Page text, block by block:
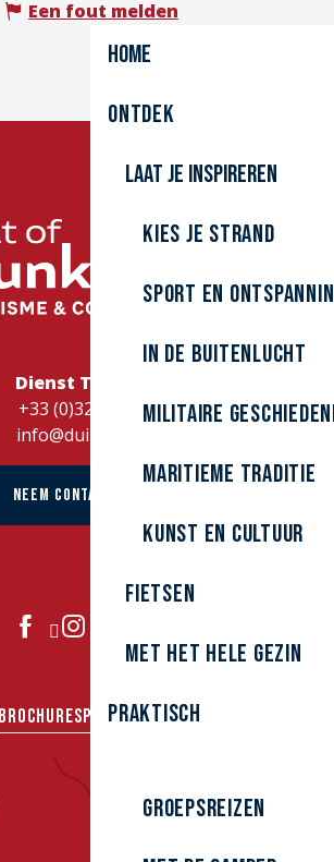
Home
Ontdek
Laat je inspireren
Kies je strand
Sport en
In de buitenlucht
Militaire
Maritieme traditie
kunst en cultuur
Fietsen
Met het hele gezin
Praktisch
Groepsreizen
Een fout melden
Dienst Toerisme
+33 (0)328262728
info@duinkerke.fr
NEEM CONTACT OP MET
BROCHURESPERSGROEPEN